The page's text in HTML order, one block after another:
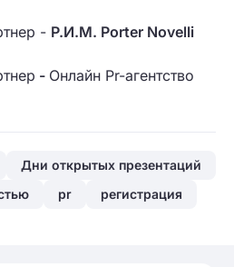
- Р.И.М. Porter Novelli
- Онлайн Pr-агентство
Дни открытых презентаций
pr регистрация